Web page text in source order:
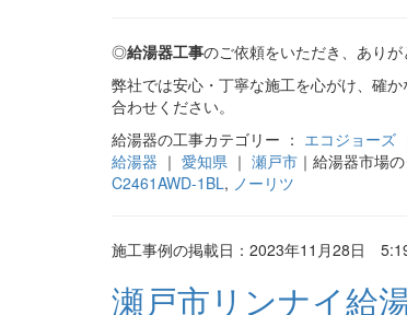
◎給湯器工事のご依頼をいただき、ありが
弊社では安心・丁寧な施工を心がけ、確
合わせください。
給湯器の工事カテゴリー ： エコジョーズ
給湯器 ｜ 愛知県 ｜ 瀬戸市 ｜給湯器市場の
C2461AWD-1BL, ノーリツ
施工事例の掲載日：2023年11月28日
瀬戸市リンナイ給